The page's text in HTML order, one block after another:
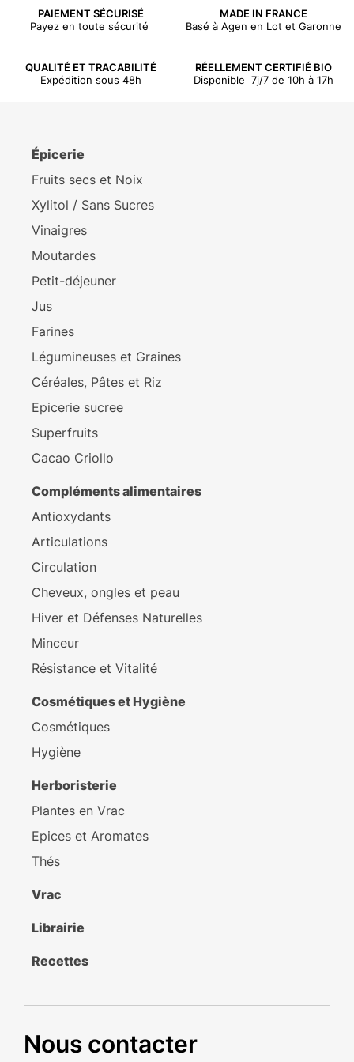
PAIEMENT SÉCURISÉ
Payez en toute sécurité
MADE IN FRANCE
Basé à Agen en Lot et Garonne
QUALITÉ ET TRACABILITÉ
Expédition sous 48h
RÉELLEMENT CERTIFIÉ BIO
Disponible 7j/7 de 10h à 17h
Épicerie
Fruits secs et Noix
Xylitol / Sans Sucres
Vinaigres
Moutardes
Petit-déjeuner
Jus
Farines
Légumineuses et Graines
Céréales, Pâtes et Riz
Epicerie sucree
Superfruits
Cacao Criollo
Compléments alimentaires
Antioxydants
Articulations
Circulation
Cheveux, ongles et peau
Hiver et Défenses Naturelles
Minceur
Résistance et Vitalité
Cosmétiques et Hygiène
Cosmétiques
Hygiène
Herboristerie
Plantes en Vrac
Epices et Aromates
Thés
Vrac
Librairie
Recettes
Nous contacter